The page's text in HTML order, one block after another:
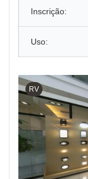
Inscrição:
Uso:
RV